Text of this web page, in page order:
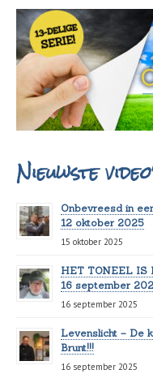
Nieuwste
Onbevreesd in
12 oktober 2025
15 oktober 2025
HET TONEEL IS
16 september
16 september 2025
Levenslicht – De
Brunt!!!
16 september 2025